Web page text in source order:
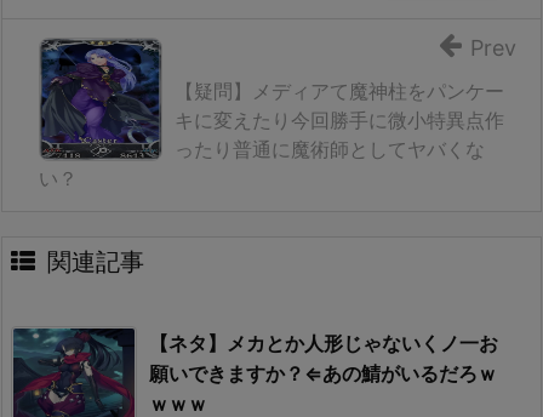
【疑問】メディアて魔神柱をパンケー
キに変えたり今回勝手に微小特異点作
ったり普通に魔術師としてヤバくな
い？
Prev
関連記事
【ネタ】メカとか人形じゃないくノ一お
願いできますか？⇐あの鯖がいるだろｗ
ｗｗｗ